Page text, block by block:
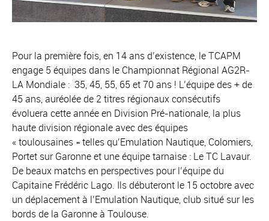
Pour la première fois, en 14 ans d’existence, le TCAPM
engage 5 équipes dans le Championnat Régional AG2R-
LA Mondiale : 35, 45, 55, 65 et 70 ans ! L’équipe des + de
45 ans, auréolée de 2 titres régionaux consécutifs
évoluera cette année en Division Pré-nationale, la plus
haute division régionale avec des équipes
« toulousaines » telles qu’Emulation Nautique, Colomiers,
Portet sur Garonne et une équipe tarnaise : Le TC Lavaur.
De beaux matchs en perspectives pour l’équipe du
Capitaine Frédéric Lago. Ils débuteront le 15 octobre avec
un déplacement à l’Emulation Nautique, club situé sur les
bords de la Garonne à Toulouse.